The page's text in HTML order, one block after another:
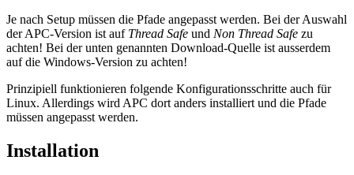
Je nach Setup müssen die Pfade angepasst werden. Bei der Auswahl
der APC-Version ist auf Thread Safe und Non Thread Safe zu
achten! Bei der unten genannten Download-Quelle ist ausserdem
auf die Windows-Version zu achten!
Prinzipiell funktionieren folgende Konfigurationsschritte auch für
Linux. Allerdings wird APC dort anders installiert und die Pfade
müssen angepasst werden.
Installation